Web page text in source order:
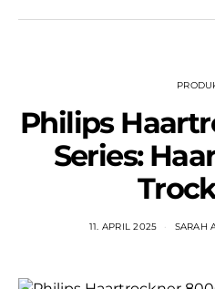
Philips
Series:
11. APRIL 2025 SARAH